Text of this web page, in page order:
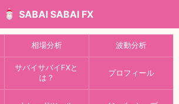
SABAI SABAI FX
相場分析 波動分析
サバイサバイFXと
は？
プロフィール